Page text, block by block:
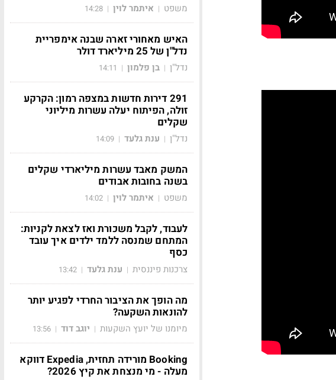
משפט | איתמר לוין |
14:28
האיש מאחורי זארה שבנה אימפריית
נדל"ן של 25 מיליארד דולר
נדל"ן | בן פלמון |
14:11
291 דירות חדשות במצפה רמון: הקרקע
זולה, הפיתוח יעלה עשרות מיליוני
שקלים
נדל"ן | ענת גלעד |
14:09
המשק מאבד עשרות מיליארדי שקלים
בשנה בחובות אבודים
משפט | איתמר לוין |
14:02
לעבוד, לקבל משכורת ואז לצאת לקניות:
המתחם שמנסה ללמד ילדים איך עובד
כסף
צרכנות פיננסית | ענת גלעד |
13:42
מה הופך את הציבור החרדי לפגיע יותר
להונאות השקעה?
מיומנו של יועץ השקעות | יוגב דוד |
13:56
Booking מורידה תחזית, Expedia דווקא
מעלה - מי מנצחת את קיץ 2026?